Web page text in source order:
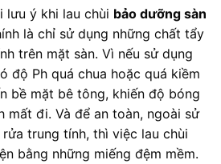
lưu ý khi lau chùi bảo dưỡng sàn
là chỉ sử dụng những chất tẩy
trên mặt sàn. Vì nếu sử dụng
độ Ph quá chua hoặc quá kiềm
bề mặt bê tông, khiến độ bóng
mất đi. Và để an toàn, ngoài sử
trung tính, thì việc lau chùi
bằng những miếng đệm mềm.